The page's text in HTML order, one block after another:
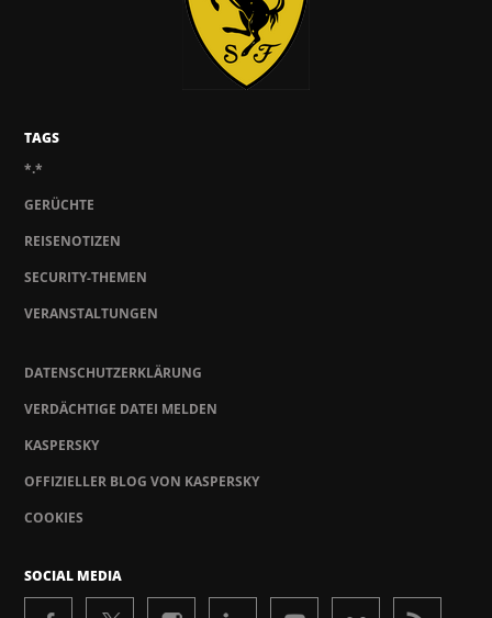
TAGS
*.*
GERÜCHTE
REISENOTIZEN
SECURITY-THEMEN
VERANSTALTUNGEN
DATENSCHUTZERKLÄRUNG
VERDÄCHTIGE DATEI MELDEN
KASPERSKY
OFFIZIELLER BLOG VON KASPERSKY
COOKIES
SOCIAL MEDIA